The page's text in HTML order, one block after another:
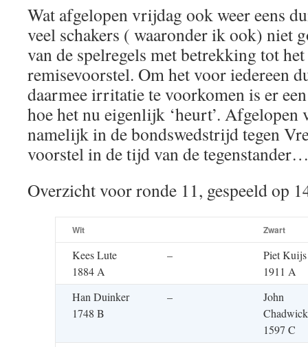
Wat afgelopen vrijdag ook weer eens
veel schakers ( waaronder ik ook) niet
van de spelregels met betrekking tot
remisevoorstel. Om het voor iedereen
daarmee irritatie te voorkomen is er
hoe het nu eigenlijk ‘heurt’.
namelijk in de bondswedstrijd tegen
voorstel in de tijd van de
Overzicht voor ronde 11, gespeeld op
Wit Zwart
Kees Lute
1884 A
–
Piet Kuijs
1911 A
Han Duinker
1748 B
–
John
Chadwick
1597 C